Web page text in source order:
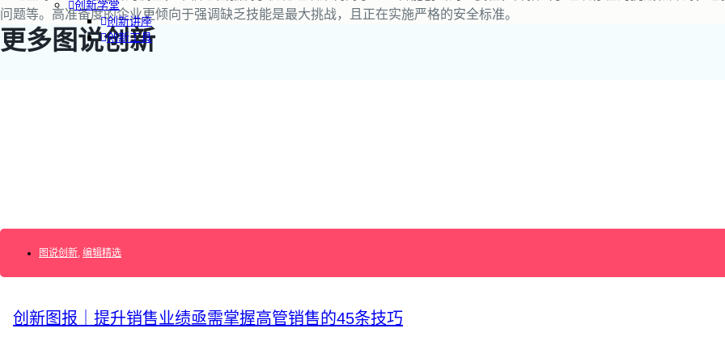
创新学堂
创新讲座
创新工具
新健康与医疗
创造DTC品牌
创新业务增长
转型敏捷组织
精益产品创新
问题等。高准备度的企业更倾向于强调缺乏技能是最大挑战，且正在实施严格的安全标准。
更多图说创新
图说创新, 编辑精选
创新图报｜提升销售业绩亟需掌握高管销售的45条技巧